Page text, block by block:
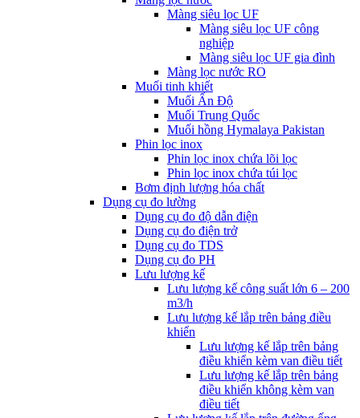
Màng siêu lọc UF
Màng siêu lọc UF công
nghiệp
Màng siêu lọc UF gia đình
Màng lọc nước RO
Muối tinh khiết
Muối Ấn Độ
Muối Trung Quốc
Muối hồng Hymalaya Pakistan
Phin lọc inox
Phin lọc inox chứa lõi lọc
Phin lọc inox chứa túi lọc
Bơm định lượng hóa chất
Dụng cụ đo lường
Dụng cụ đo độ dẫn điện
Dụng cụ đo điện trở
Dụng cụ đo TDS
Dụng cụ đo PH
Lưu lượng kế
Lưu lượng kế công suất lớn 6 – 200
m3/h
Lưu lượng kế lắp trên bảng điều
khiển
Lưu lượng kế lắp trên bảng
điều khiển kèm van điều tiết
Lưu lượng kế lắp trên bảng
điều khiển không kèm van
điều tiết